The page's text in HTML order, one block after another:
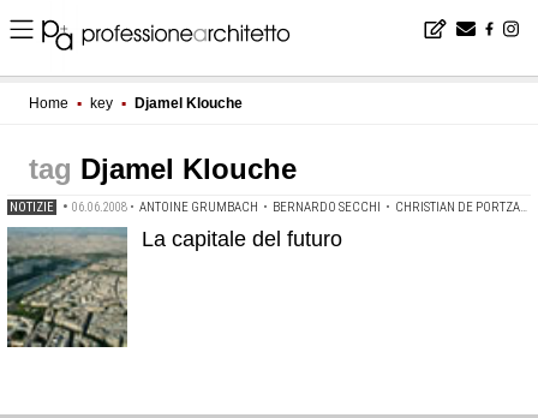
Home ▪ key ▪ Djamel Klouche
Djamel Klouche
NOTIZIE • 06.06.2008 • ANTOINE GRUMBACH • BERNARDO SECCHI • CHRISTIAN DE PORTZAMPARC
La capitale del futuro